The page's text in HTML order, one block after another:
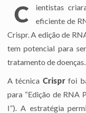
C
ientistas
eficiente de
Crispr. A edição de
tem potencial para
tratamento de
A técnica Crisprfoi
para “Edição de RNA
I”). A estratégia